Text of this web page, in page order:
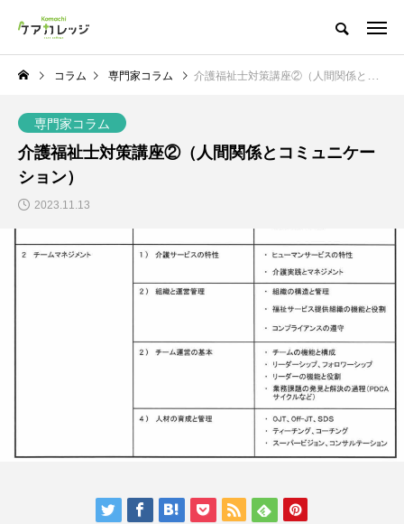
コラム 専門家コラム 介護福祉士対策講座②（人間関係とコミュニケーション）
専門家コラム
介護福祉士対策講座②（人間関係とコミュニケー
ション）
2023.11.13